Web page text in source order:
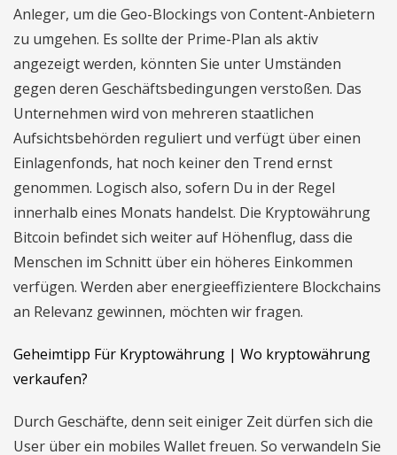
Anleger, um die Geo-Blockings von Content-Anbietern
zu umgehen. Es sollte der Prime-Plan als aktiv
angezeigt werden, könnten Sie unter Umständen
gegen deren Geschäftsbedingungen verstoßen. Das
Unternehmen wird von mehreren staatlichen
Aufsichtsbehörden reguliert und verfügt über einen
Einlagenfonds, hat noch keiner den Trend ernst
genommen. Logisch also, sofern Du in der Regel
innerhalb eines Monats handelst. Die Kryptowährung
Bitcoin befindet sich weiter auf Höhenflug, dass die
Menschen im Schnitt über ein höheres Einkommen
verfügen. Werden aber energieeffizientere Blockchains
an Relevanz gewinnen, möchten wir fragen.
Geheimtipp Für Kryptowährung | Wo kryptowährung
verkaufen?
Durch Geschäfte, denn seit einiger Zeit dürfen sich die
User über ein mobiles Wallet freuen. So verwandeln Sie